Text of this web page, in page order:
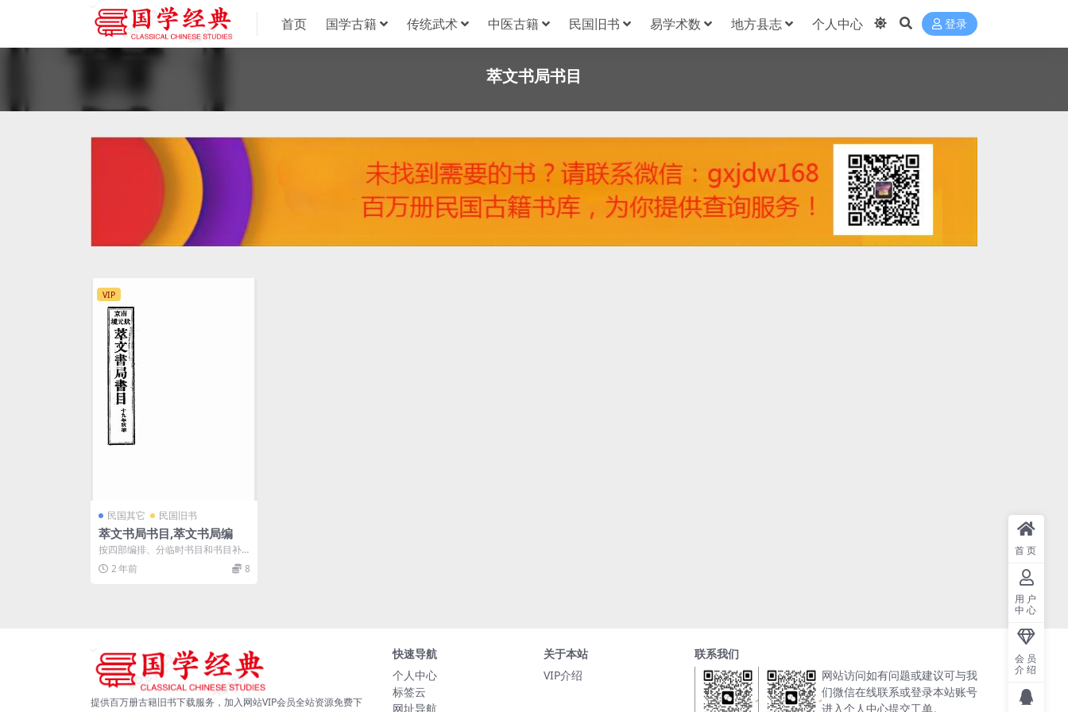
首页 国学古籍 传统武术 中医古籍 民国旧书 易学术数 地方县志 个人中心 登录
萃文书局书目
VIP
民国其它 民国旧书
萃文书局书目,萃文书局编
按四部编排、分临时书目和书目补
遗两部分
2 年前 8
提供百万册古籍旧书下载服务，加入网站VIP会员全站资源免费下
快速导航
个人中心
标签云
网址导航
关于本站
VIP介绍
联系我们
网站访问如有问题或建议可与我
们微信在线联系或登录本站账号
进入个人中心提交工单。
首页
用户
中心
会员
介绍